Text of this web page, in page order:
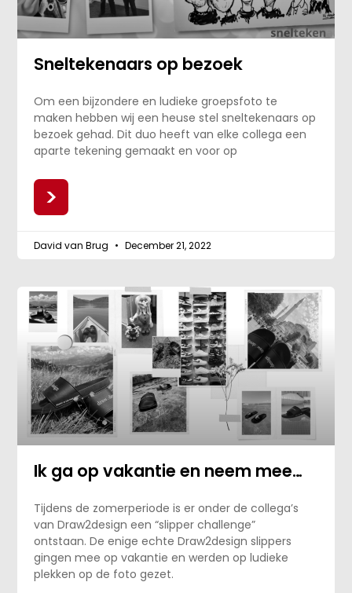
Sneltekenaars op bezoek
Om een bijzondere en ludieke groepsfoto te
maken hebben wij een heuse stel sneltekenaars op
bezoek gehad. Dit duo heeft van elke collega een
aparte tekening gemaakt en voor op
>
David van Brug December 21, 2022
Ik ga op vakantie en neem mee…
Tijdens de zomerperiode is er onder de collega’s
van Draw2design een “slipper challenge”
ontstaan. De enige echte Draw2design slippers
gingen mee op vakantie en werden op ludieke
plekken op de foto gezet.